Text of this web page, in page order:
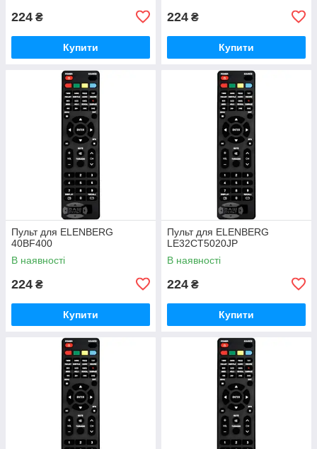
224 ₴
Купити
224 ₴
Купити
Пульт для ELENBERG
40BF400
В наявності
224 ₴
Купити
Пульт для ELENBERG
LE32CT5020JP
В наявності
224 ₴
Купити